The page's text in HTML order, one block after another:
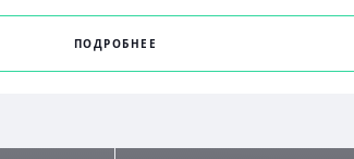
ПОДРОБНЕЕ